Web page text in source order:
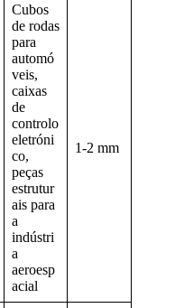
Cubos
de rodas
para
automó
veis,
caixas
de
controlo
eletróni
co,
peças
estrutur
ais para
a
indústri
a
aeroesp
acial
1-2 mm